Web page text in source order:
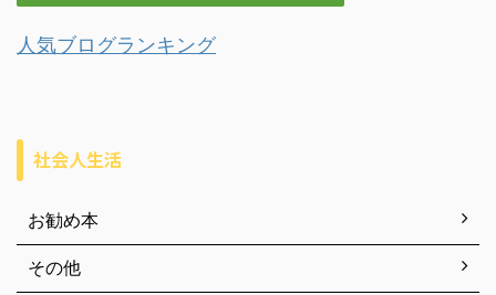
人気ブログランキング
社会人生活
お勧め本
その他